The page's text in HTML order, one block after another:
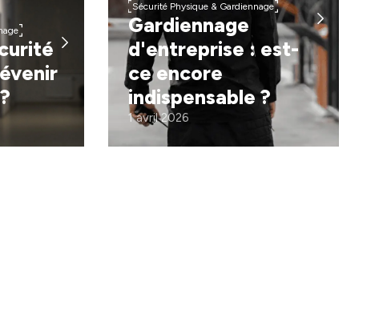
Sécurité Physique & Gardiennage
Gardiennage
d'entreprise : est-
ce encore
indispensable ?
1 avril 2026